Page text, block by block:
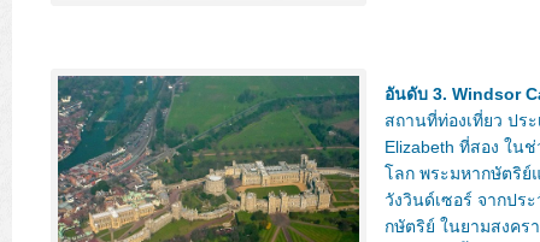
อันดับ 3. Windsor
สถานที่ท่องเที่ยว ปร
Elizabeth ที่สอง ใน
โลก พระมหากษัตริย์
วังวินด์เซอร์ จากปร
กษัตริย์ ในยามสงคร